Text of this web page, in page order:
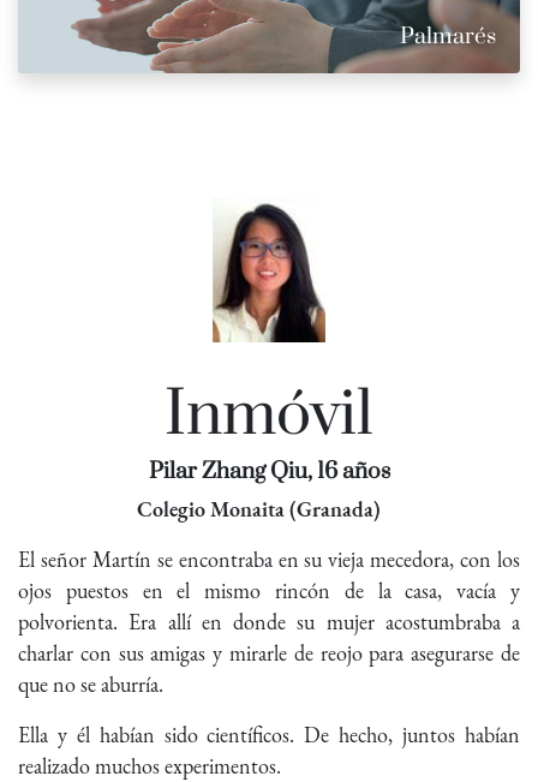
Palmarés
Inmóvil
Pilar Zhang Qiu, 16 años
Colegio Monaita (Granada)
El señor Martín se encontraba en su vieja mecedora, con los
ojos puestos en el mismo rincón de la casa, vacía y
polvorienta. Era allí en donde su mujer acostumbraba a
charlar con sus amigas y mirarle de reojo para asegurarse de
que no se aburría.
Ella y él habían sido científicos. De hecho, juntos habían
realizado muchos experimentos.